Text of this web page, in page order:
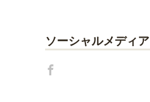
ソーシャルメディア